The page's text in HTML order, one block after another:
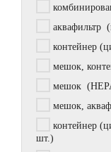
аквафильтр
контейнер
мешок,
мешок
мешок,
контейнер
шт.)